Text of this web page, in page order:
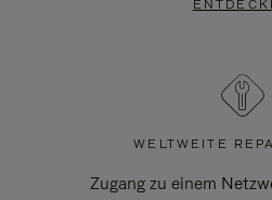
WELTWEITE
Zugang zu einem